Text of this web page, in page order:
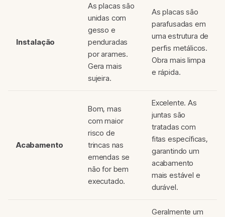
Instalação
As placas são
unidas com
gesso e
penduradas
por arames.
Gera mais
sujeira.
As placas são
parafusadas em
uma estrutura de
perfis metálicos.
Obra mais limpa
e rápida.
Acabamento
Bom, mas
com maior
risco de
trincas nas
emendas se
não for bem
executado.
Excelente. As
juntas são
tratadas com
fitas específicas,
garantindo um
acabamento
mais estável e
durável.
Geralmente um